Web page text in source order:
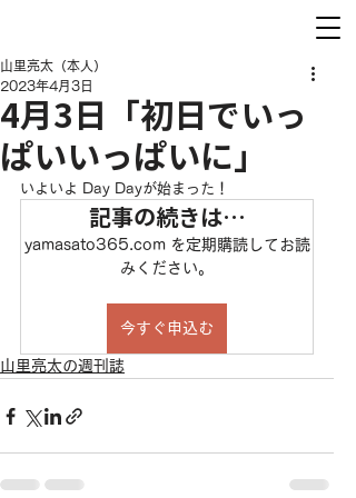
4月3日「初日でいっ
ぱいいっぱいに」
山里亮太（本人）
2023年4月3日
いよいよ Day Dayが始まった！
記事の続きは…
yamasato365.com を定期購読してお読
みください。
今すぐ申込む
山里亮太の週刊誌